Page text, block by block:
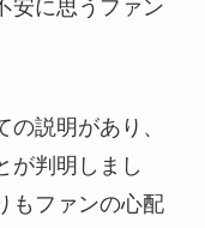
安に思うファン
説明があり、
が判明しまし
もファンの心配